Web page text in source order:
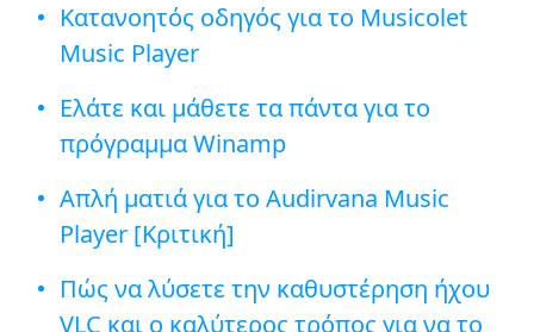
Κατανοητός οδηγός για το Musicolet
Music Player
Ελάτε και μάθετε τα πάντα για το
πρόγραμμα Winamp
Απλή ματιά για το Audirvana Music
Player [Κριτική]
Πώς να λύσετε την καθυστέρηση ήχου
VLC και ο καλύτερος τρόπος για να το